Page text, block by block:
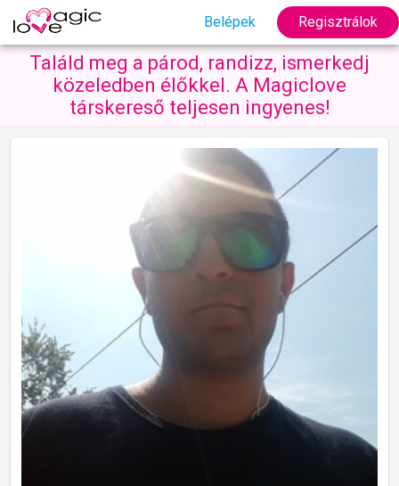
Belépek Regisztrálok
Találd meg a párod, randizz, ismerkedj
közeledben élőkkel. A Magiclove
társkereső teljesen ingyenes!